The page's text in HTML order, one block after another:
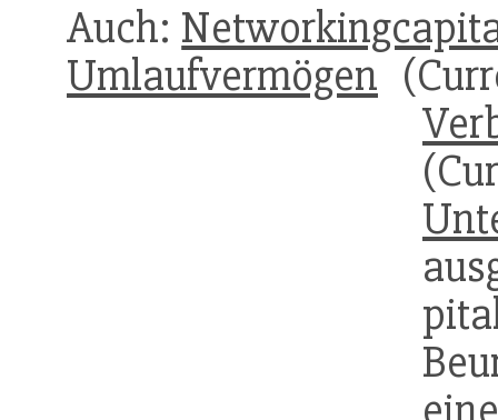
Auch:
Umlaufvermögen